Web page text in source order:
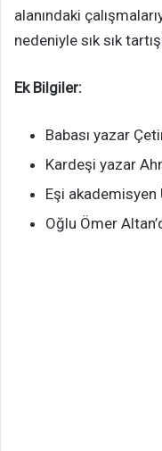
alanındaki
nedeniyle sık sık
Ek Bilgiler:
Babası yazar
Kardeşi yazar
Eşi akademisyen
Oğlu Ömer